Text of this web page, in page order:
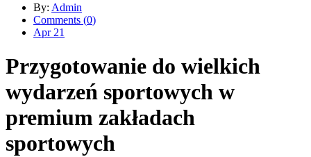
By: Admin
Comments (0)
Apr 21
Przygotowanie do wielkich
wydarzeń sportowych w
premium zakładach
sportowych